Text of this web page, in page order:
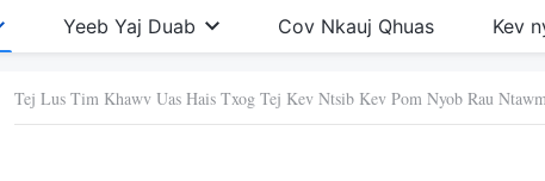
Yeeb Yaj Duab Cov Nkauj Qhuas Kev
Tej Lus Tim Khawv Uas Hais Txog Tej Kev Ntsib Kev Pom Nyob Rau